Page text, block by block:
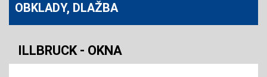
OBKLADY, DLAŽBA
ILLBRUCK - OKNA